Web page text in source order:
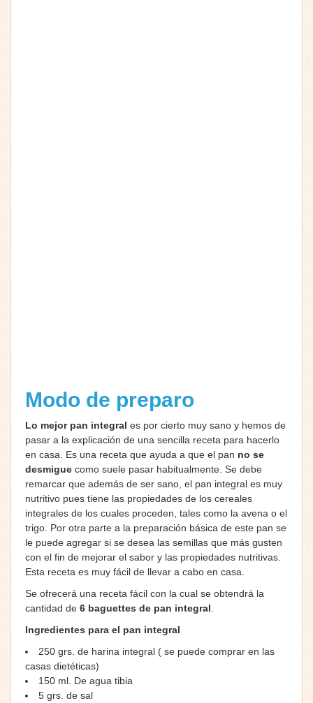
Modo de preparo
Lo mejor pan integral es por cierto muy sano y hemos de
pasar a la explicación de una sencilla receta para hacerlo
en casa. Es una receta que ayuda a que el pan no se
desmigue como suele pasar habitualmente. Se debe
remarcar que además de ser sano, el pan integral es muy
nutritivo pues tiene las propiedades de los cereales
integrales de los cuales proceden, tales como la avena o el
trigo. Por otra parte a la preparación básica de este pan se
le puede agregar si se desea las semillas que más gusten
con el fin de mejorar el sabor y las propiedades nutritivas.
Esta receta es muy fácil de llevar a cabo en casa.
Se ofrecerá una receta fácil con la cual se obtendrá la
cantidad de 6 baguettes de pan integral
Ingredientes para el pan integral
250 grs. de harina integral ( se puede comprar en las
casas dietéticas)
150 ml. De agua tibia
5 grs. de sal